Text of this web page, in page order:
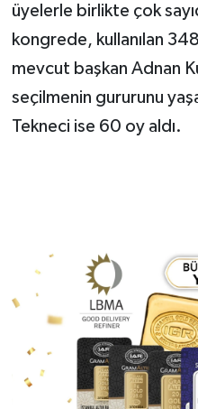
üyelerle birlikte çok
kongrede, kullanılan
mevcut başkan Adnan
seçilmenin gururunu
Tekneci ise 60 oy aldı.